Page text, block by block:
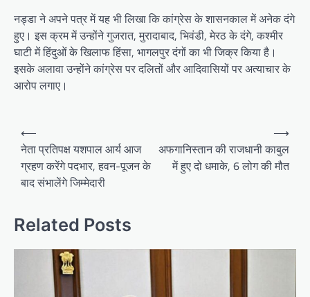
नड्डा ने अपने पत्र में यह भी लिखा कि कांग्रेस के शासनकाल में अनेक दंगे
हुए। इस क्रम में उन्होंने गुजरात, मुरादाबाद, भिवंडी, मेरठ के दंगे, कश्मीर
घाटी में हिंदुओं के खिलाफ हिंसा, भागलपुर दंगों का भी जिक्र किया है।
इसके अलावा उन्होंने कांग्रेस पर दलितों और आदिवासियों पर अत्याचार के
आरोप लगाए।
o
n
a
v
⟵
नेता प्रतिपक्ष यशपाल आर्य आज
ग्रहण करेंगे पदभार, हवन-पूजन के
बाद संभालेंगे जिम्‍मेदारी
अफगानिस्तान की राजधानी काबुल
में हुए दो धमाके, 6 लोग की मौत
⟶
Related Posts